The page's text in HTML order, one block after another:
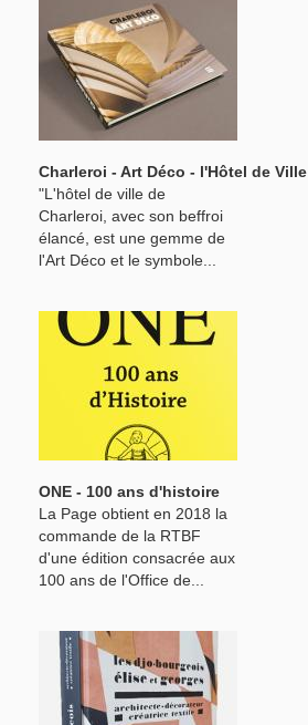
Charleroi - Art Déco - l'Hôtel de Ville
"L'hôtel de ville de
Charleroi, avec son beffroi
élancé, est une gemme de
l'Art Déco et le symbole...
ONE - 100 ans d'histoire
La Page obtient en 2018 la
commande de la RTBF
d'une édition consacrée aux
100 ans de l'Office de...